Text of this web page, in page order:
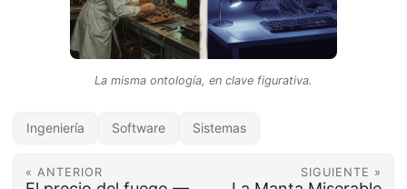
La misma ontología, en clave figurativa.
Ingeniería Software Sistemas
« ANTERIOR SIGUIENTE »